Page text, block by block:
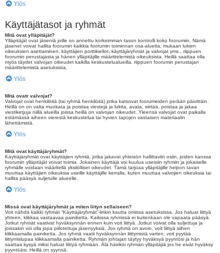
Ylös
Käyttäjätasot ja ryhmät
Mitä ovat ylläpitäjät?
Ylläpitäjät ovat jäseniä joille on annettu korkeimman tason kontrolli koko foorumiin. Nämä
jäsenet voivat hallita foorumin kaikkia foorumin toiminnan osa-alueita, mukaan lukien
oikeuksien asettaminen, käyttäjien porttikiellot, käyttäjäryhmät ja valvojat yms., riippuen
foorumin perustajasta ja hänen ylläpitäjille määrittelemistä oikeuksista. Heillä saattaa olla
myös täydet valvojan oikeudet kaikilla keskustelualueilla, riippuen foorumin perustajan
määrittelemistä asetuksista.
Ylös
Mitä ovatr valvojat?
Valvojat ovat henkilöitä (tai ryhmä henkilöitä) jotka katsovat foorumeiden perään päivittäin.
Heillä on on valta muokata ja poistaa viestejä ja lukita, avata, siirtää, poistaa ja jakaa
viestiketjuja niillä alueilla joissa heillä on valvojan oikeudet. Yleensä valvojat ovat paikalla
estämässä aiheen vierestä keskustelua tai hyvien tapojen vastaisen materiaalin
lähettämistä.
Ylös
Mitä ovat käyttäjäryhmät?
Käyttäjäryhmät ovat käyttäjien ryhmiä, jotka jakavat yhteisön hallittaviin osiin, joiden kanssa
foorumin ylläpitäjät voivat toimia. Jokainen käyttäjä voi kuulua useisiin ryhmiin ja jokaiselle
ryhmälle voidaan määritellä yksilölliset oikeudet. Tämä tarjoaa ylläpitäjille helpon tavan
muuttaa käyttäjien oikeuksia useille käyttäjille kerralla, kuten muuttaa valvojien oikeuksia tai
hallita pääsyä suljetulle alueelle.
Ylös
Missä ovat käyttäjäryhmät ja miten liityn sellaiseen?
Voit nähdä kaikki ryhmät “Käyttäjäryhmät”-linkin kautta omissa asetuksissa. Jos haluat liittyä
yhteen, klikkaa vastaavaa painiketta. Kaikissa ryhmissä ei kuitenkaan ole vapaata pääsyä.
Jotkut ryhmät vaativat hyväksynnän ennen kuin voit liittyä. Jotkut voivat olla suljettuja ja
joissakin voi olla jopa piilotettuja jäsenyyksiä. Jos ryhmä on avoin, voit liittyä siihen
klikkaamalla painiketta. Jos ryhmä vaatii hyväksynnän liittymistä varten, voit pyytää
liittymislupaa klikkaamalla painiketta. Ryhmän johtajan täytyy hyväksyä pyyntösi ja hän
saattaa kysyä miksi haluat liittyä ryhmään. Älä häiriköi ryhmän ylläpitäjiä jos he eivät hyväksy
pyyntöäsi. Heillä on syynsä.